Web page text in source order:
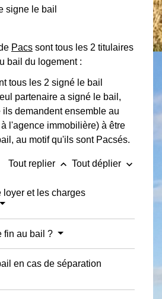
signe le bail
Pacs sont tous les 2 titulaires
bail du logement :
tous les 2 signé le bail
partenaire a signé le bail,
ils demandent ensemble au
l'agence immobilière) à être
au motif qu'ils sont Pacsés.
Tout replier keyboard_arrow_up Tout déplier keyboard_arrow_down
loyer et les charges
fin au bail ?
en cas de séparation